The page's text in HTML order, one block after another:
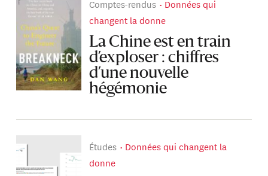
Comptes-rendus
Données qui
changent la donne
La Chine est en train
d’exploser : chiffres
d’une nouvelle
hégémonie
Études
Données qui changent la
donne